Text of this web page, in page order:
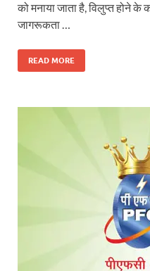
को मनाया जाता है, विलुप्त होने के
जागरूकता …
READ MORE